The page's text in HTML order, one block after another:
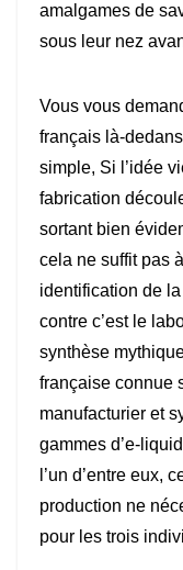
amalgames de
sous leur nez
Vous vous
français là-
simple, Si l’idée
fabrication
sortant bien
cela ne suffit pas
identification de
contre c’est le
synthèse
française connue
manufacturier et
gammes d’e-
l’un d’entre eux,
production ne
pour les trois